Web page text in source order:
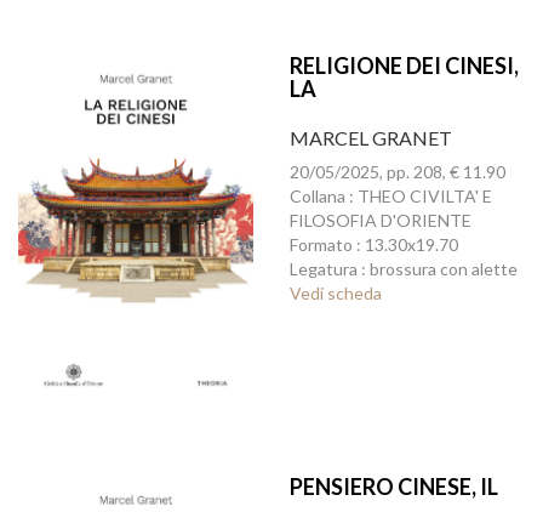
RELIGIONE DEI CINESI,
LA
MARCEL GRANET
20/05/2025, pp. 208, € 11.90
Collana : THEO CIVILTA' E
FILOSOFIA D'ORIENTE
Formato : 13.30x19.70
Legatura : brossura con alette
Vedi scheda
PENSIERO CINESE, IL